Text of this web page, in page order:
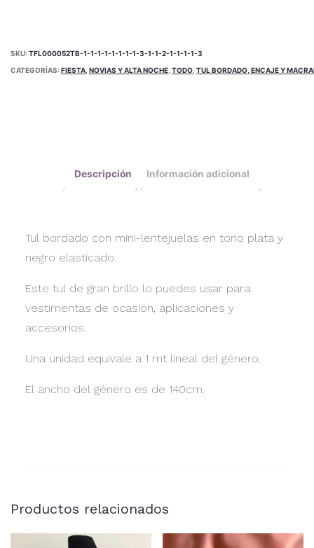
SKU:TFL000052TB-1-1-1-1-1-1-1-1-3-1-1-2-1-1-1-1-3
CATEGORÍAS:FIESTA, NOVIAS Y ALTA NOCHE, TODO, TUL BORDADO, ENCAJE Y
Descripción Información adicional
Tul bordado con mini-lentejuelas en tono plata y
negro elasticado.
Este tul de gran brillo lo puedes usar para
vestimentas de ocasión, aplicaciones y
accesorios.
Una unidad equivale a 1 mt lineal del género.
El ancho del género es de 140cm.
Productos relacionados